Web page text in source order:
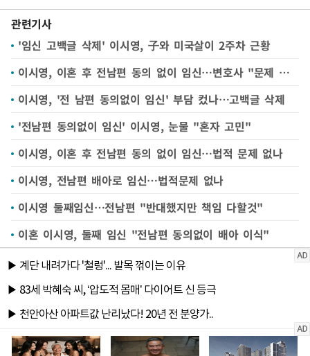
관련기사
'임신 고백글 삭제' 이시영, 子와 미국살이 2주차 근황
이시영, 이혼 후 전남편 동의 없이 임신…변호사 "문제 없다"
이시영, '전 남편 동의없이 임신' 부담 컸나…고백글 삭제
'전남편 동의없이 임신' 이시영, 눈물 "혼자 고민"
이시영, 이혼 후 전남편 동의 없이 임신…법적 문제 없나
이시영, 전남편 배아로 임신…법적문제 없나
이시영 둘째임신…전남편 "반대했지만 책임 다할것"
이혼 이시영, 둘째 임신 "전남편 동의없이 배아 이식"